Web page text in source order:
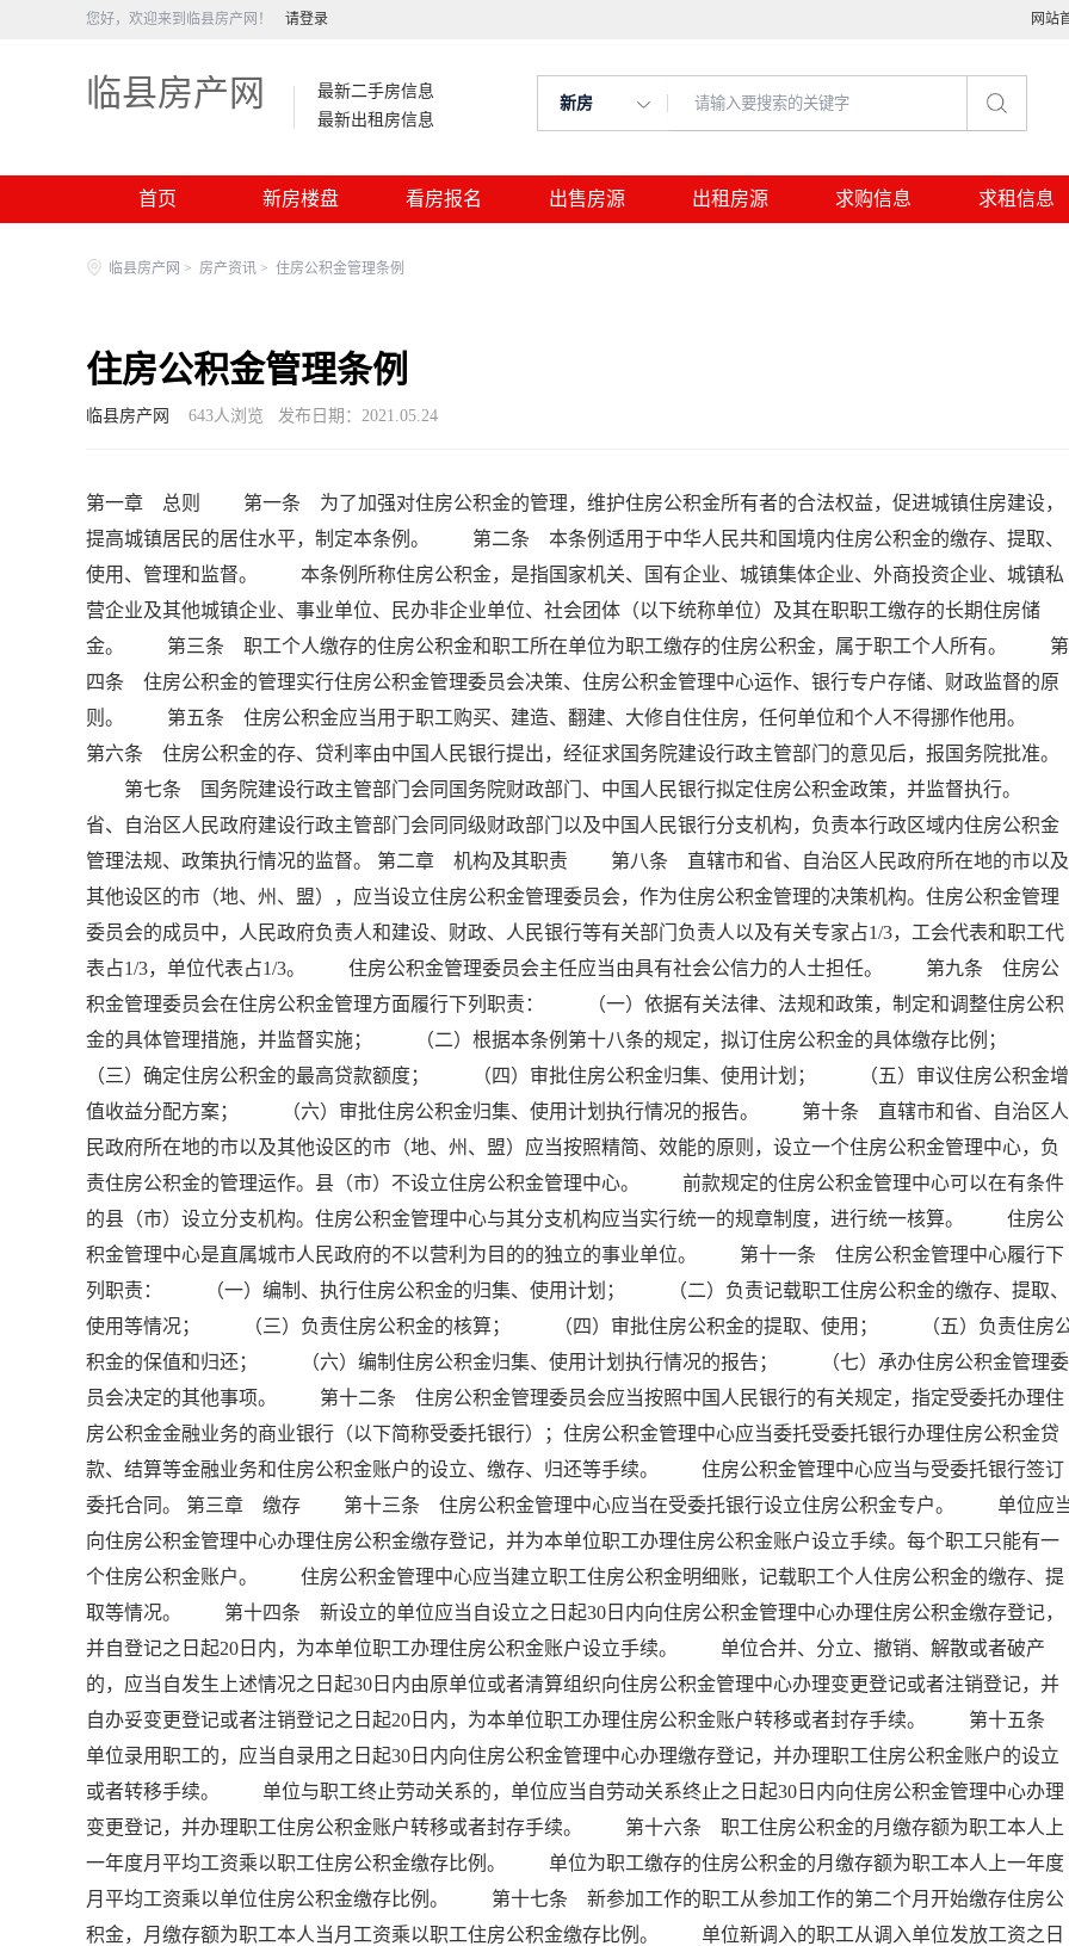
您好，欢迎来到临县房产网！ 请登录 网站
临县房产网
最新二手房信息
最新出租房信息
新房
首页 新房楼盘 看房报名 出售房源 出租房源 求购信息 求租信息
临县房产网 > 房产资讯 > 住房公积金管理条例
住房公积金管理条例
临县房产网 643人浏览 发布日期：2021.05.24
第一章 总则 第一条 为了加强对住房公积金的管理，维护住房公积金所有者的合法权益，促进城镇住房建设，
提高城镇居民的居住水平，制定本条例。 第二条 本条例适用于中华人民共和国境内住房公积金的缴存、提取、
使用、管理和监督。 本条例所称住房公积金，是指国家机关、国有企业、城镇集体企业、外商投资企业、城镇私
营企业及其他城镇企业、事业单位、民办非企业单位、社会团体（以下统称单位）及其在职职工缴存的长期住房储
金。 第三条 职工个人缴存的住房公积金和职工所在单位为职工缴存的住房公积金，属于职工个人所有。 第
四条 住房公积金的管理实行住房公积金管理委员会决策、住房公积金管理中心运作、银行专户存储、财政监督的原
则。 第五条 住房公积金应当用于职工购买、建造、翻建、大修自住住房，任何单位和个人不得挪作他用。
第六条 住房公积金的存、贷利率由中国人民银行提出，经征求国务院建设行政主管部门的意见后，报国务院批准。
第七条 国务院建设行政主管部门会同国务院财政部门、中国人民银行拟定住房公积金政策，并监督执行。
省、自治区人民政府建设行政主管部门会同同级财政部门以及中国人民银行分支机构，负责本行政区域内住房公积金
管理法规、政策执行情况的监督。 第二章 机构及其职责 第八条 直辖市和省、自治区人民政府所在地的市以及
其他设区的市（地、州、盟），应当设立住房公积金管理委员会，作为住房公积金管理的决策机构。住房公积金管理
委员会的成员中，人民政府负责人和建设、财政、人民银行等有关部门负责人以及有关专家占1/3，工会代表和职工代
表占1/3，单位代表占1/3。 住房公积金管理委员会主任应当由具有社会公信力的人士担任。 第九条 住房公
积金管理委员会在住房公积金管理方面履行下列职责： （一）依据有关法律、法规和政策，制定和调整住房公积
金的具体管理措施，并监督实施； （二）根据本条例第十八条的规定，拟订住房公积金的具体缴存比例；
（三）确定住房公积金的最高贷款额度； （四）审批住房公积金归集、使用计划； （五）审议住房公积金增
值收益分配方案； （六）审批住房公积金归集、使用计划执行情况的报告。 第十条 直辖市和省、自治区人
民政府所在地的市以及其他设区的市（地、州、盟）应当按照精简、效能的原则，设立一个住房公积金管理中心，负
责住房公积金的管理运作。县（市）不设立住房公积金管理中心。 前款规定的住房公积金管理中心可以在有条件
的县（市）设立分支机构。住房公积金管理中心与其分支机构应当实行统一的规章制度，进行统一核算。 住房公
积金管理中心是直属城市人民政府的不以营利为目的的独立的事业单位。 第十一条 住房公积金管理中心履行下
列职责： （一）编制、执行住房公积金的归集、使用计划； （二）负责记载职工住房公积金的缴存、提取、
使用等情况； （三）负责住房公积金的核算； （四）审批住房公积金的提取、使用； （五）负责住房
积金的保值和归还； （六）编制住房公积金归集、使用计划执行情况的报告； （七）承办住房公积金管理委
员会决定的其他事项。 第十二条 住房公积金管理委员会应当按照中国人民银行的有关规定，指定受委托办理住
房公积金金融业务的商业银行（以下简称受委托银行）；住房公积金管理中心应当委托受委托银行办理住房公积金贷
款、结算等金融业务和住房公积金账户的设立、缴存、归还等手续。 住房公积金管理中心应当与受委托银行签订
委托合同。 第三章 缴存 第十三条 住房公积金管理中心应当在受委托银行设立住房公积金专户。 单位应
向住房公积金管理中心办理住房公积金缴存登记，并为本单位职工办理住房公积金账户设立手续。每个职工只能有一
个住房公积金账户。 住房公积金管理中心应当建立职工住房公积金明细账，记载职工个人住房公积金的缴存、提
取等情况。 第十四条 新设立的单位应当自设立之日起30日内向住房公积金管理中心办理住房公积金缴存登记，
并自登记之日起20日内，为本单位职工办理住房公积金账户设立手续。 单位合并、分立、撤销、解散或者破产
的，应当自发生上述情况之日起30日内由原单位或者清算组织向住房公积金管理中心办理变更登记或者注销登记，并
自办妥变更登记或者注销登记之日起20日内，为本单位职工办理住房公积金账户转移或者封存手续。 第十五条
单位录用职工的，应当自录用之日起30日内向住房公积金管理中心办理缴存登记，并办理职工住房公积金账户的设立
或者转移手续。 单位与职工终止劳动关系的，单位应当自劳动关系终止之日起30日内向住房公积金管理中心办理
变更登记，并办理职工住房公积金账户转移或者封存手续。 第十六条 职工住房公积金的月缴存额为职工本人上
一年度月平均工资乘以职工住房公积金缴存比例。 单位为职工缴存的住房公积金的月缴存额为职工本人上一年度
月平均工资乘以单位住房公积金缴存比例。 第十七条 新参加工作的职工从参加工作的第二个月开始缴存住房公
积金，月缴存额为职工本人当月工资乘以职工住房公积金缴存比例。 单位新调入的职工从调入单位发放工资之日